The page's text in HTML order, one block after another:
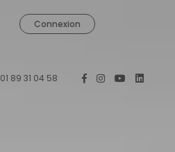
Connexion
01 89 31 04 58